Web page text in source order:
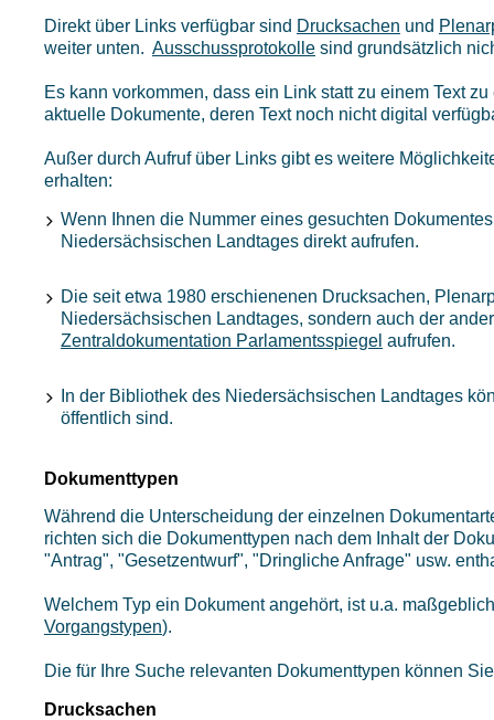
Direkt über Links verfügbar sind Drucksachen und
weiter unten. Ausschussprotokolle sind grundsätzlich
Es kann vorkommen, dass ein Link statt zu einem Text
aktuelle Dokumente, deren Text noch nicht digital
Außer durch Aufruf über Links gibt es weitere
erhalten:
Wenn Ihnen die Nummer eines gesuchten
Niedersächsischen Landtages direkt aufrufen.
Die seit etwa 1980 erschienenen Drucksachen,
Niedersächsischen Landtages, sondern auch der
Zentraldokumentation Parlamentsspiegel aufrufen.
In der Bibliothek des Niedersächsischen Landtages
öffentlich sind.
Dokumenttypen
Während die Unterscheidung der einzelnen
richten sich die Dokumenttypen nach dem Inhalt der
"Antrag", "Gesetzentwurf", "Dringliche Anfrage" usw.
Welchem Typ ein Dokument angehört, ist u.a.
Vorgangstypen).
Die für Ihre Suche relevanten Dokumenttypen können
Drucksachen